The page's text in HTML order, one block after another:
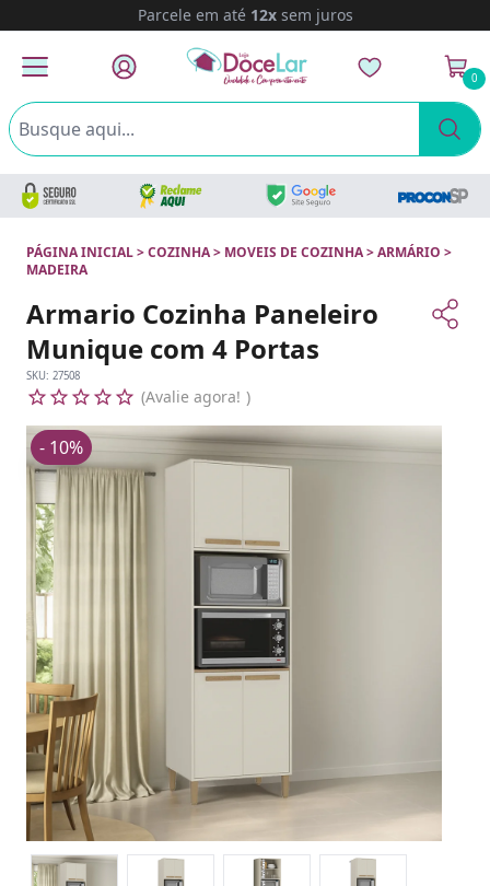
Parcele em até 12xsem juros
0
PÁGINA INICIAL>COZINHA> MOVEIS DE COZINHA>ARMÁRIO >
MADEIRA
Armario Cozinha Paneleiro
Munique com 4 Portas
SKU: 27508
Avalie agora!
- 10%